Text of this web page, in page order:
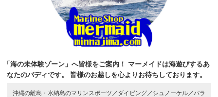
「海の未体験ゾーン」へ皆様をご案内！
マーメイドは海遊びするあ
なたのバディです。
皆様のお越しを心よりお待ちしております。
沖縄の離島・水納島のマリンスポーツ／ ダイビング／ シュノーケル／ パラ